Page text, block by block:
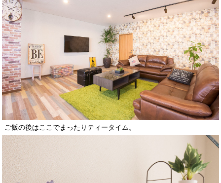
ご飯の後はここでまったりティータイム。